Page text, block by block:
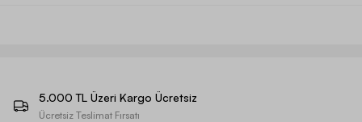
5.000 TL Üzeri Kargo Ücretsiz
Ücretsiz Teslimat Fırsatı